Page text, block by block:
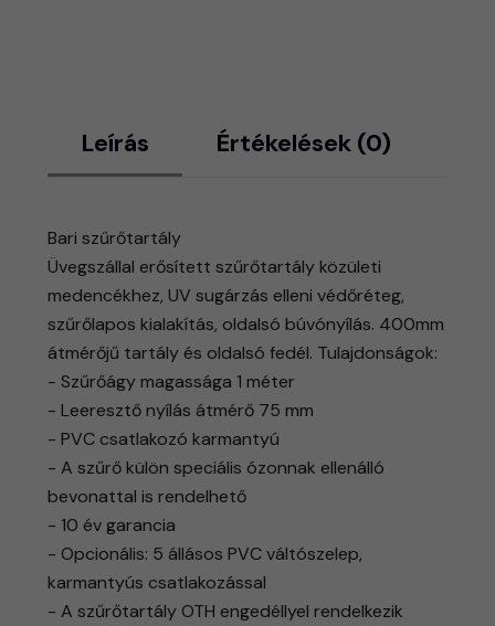
Leírás Értékelések (0)
Bari szűrőtartály
Üvegszállal erősített szűrőtartály közületi
medencékhez, UV sugárzás elleni védőréteg,
szűrőlapos kialakítás, oldalsó búvónyílás. 400mm
átmérőjű tartály és oldalsó fedél. Tulajdonságok:
- Szűrőágy magassága 1 méter
- Leeresztő nyílás átmérő 75 mm
- PVC csatlakozó karmantyú
- A szűrő külön speciális ózonnak ellenálló
bevonattal is rendelhető
- 10 év garancia
- Opcionális: 5 állásos PVC váltószelep,
karmantyús csatlakozással
- A szűrőtartály OTH engedéllyel rendelkezik